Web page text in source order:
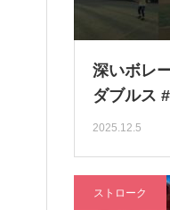
深いボレ
ダブルス
2025.12.5
ストローク